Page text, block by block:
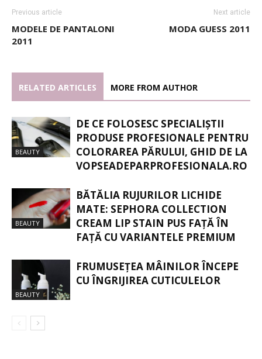
Previous article
MODELE DE PANTALONI
2011
Next article
MODA GUESS 2011
RELATED ARTICLES MORE FROM AUTHOR
BEAUTY
DE CE FOLOSESC SPECIALIȘTII
PRODUSE PROFESIONALE PENTRU
COLORAREA PĂRULUI, GHID DE LA
VOPSEADEPARPROFESIONALA.RO
BEAUTY
BĂTĂLIA RUJURILOR LICHIDE
MATE: SEPHORA COLLECTION
CREAM LIP STAIN PUS FAȚĂ ÎN
FAȚĂ CU VARIANTELE PREMIUM
BEAUTY
FRUMUSEȚEA MÂINILOR ÎNCEPE
CU ÎNGRIJIREA CUTICULELOR